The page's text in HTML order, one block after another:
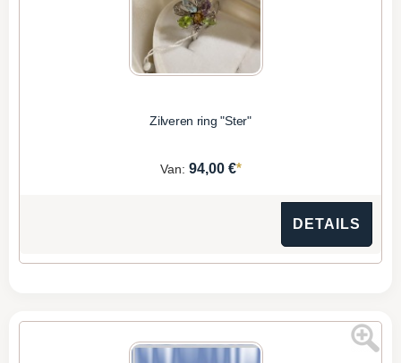
Zilveren ring "Ster"
Van: 94,00 €*
DETAILS